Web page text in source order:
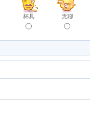
杯具 无聊